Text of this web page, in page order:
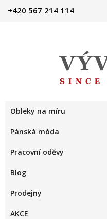
+420 567 214 114
Obleky na míru
Pánská móda
Pracovní oděvy
Blog
Prodejny
AKCE